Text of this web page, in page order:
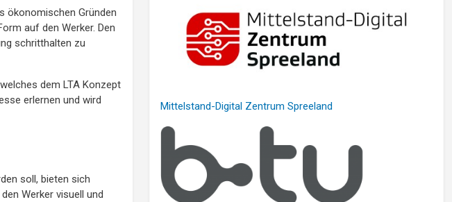
ökonomischen Gründen
auf den Werker. Den
schritthalten zu
dem LTA Konzept
erlernen und wird
soll, bieten sich
Werker visuell und
Mittelstand-Digital Zentrum Spreeland